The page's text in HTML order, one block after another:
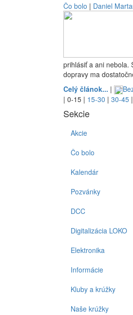
Čo bolo | Daniel
prihlásiť a ani nebola.
dopravy ma
Celý článok... |
| 0-15 | 15-30 | 30-45 |
Sekcie
Akcie
Čo bolo
Kalendár
Pozvánky
DCC
Digitalizácia LOKO
Elektronika
Informácie
Kluby a krúžky
Naše krúžky